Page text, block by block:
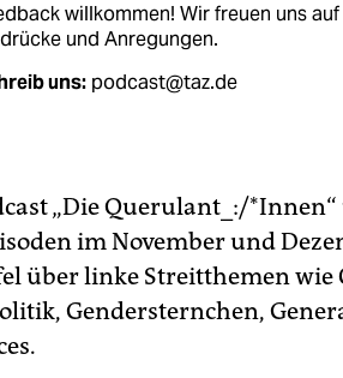
willkommen! Wir freuen uns
und Anregungen.
uns:podcast@taz.de
„Die Querulant_:/
im November und
über linke Streitthemen wie
Gendersternchen,